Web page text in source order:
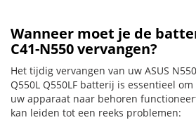
Wanneer moet je de
C41-N550 vervangen?
Het tijdig vervangen van uw ASUS N550
Q550L Q550LF batterij is essentieel
uw apparaat naar behoren
kan leiden tot een reeks problemen: